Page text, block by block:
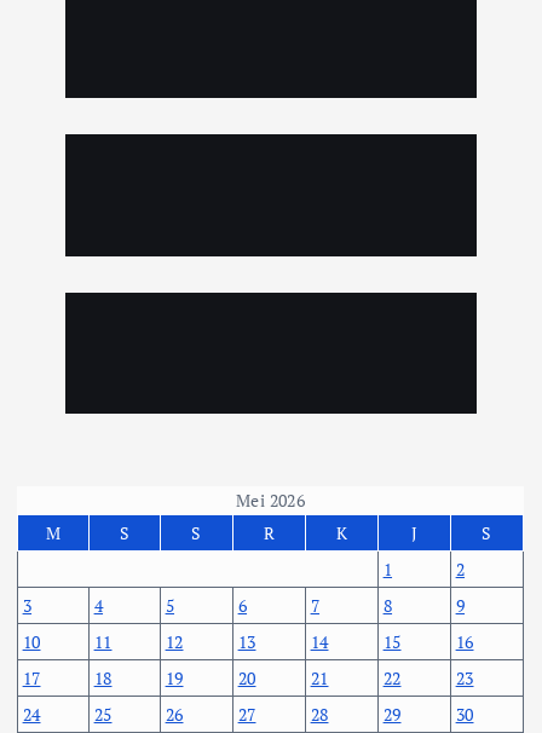
Mei 2026
M
S S R K J
S
1
2
3
4 5 6 7 8
9
10
11 12 13 14 15
16
17
18 19 20 21 22
23
24
25 26 27 28 29
30